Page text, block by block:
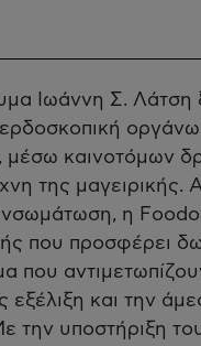
Ιωάννη Σ. Λάτση
μέσω καινοτόμων
της μαγειρικής.
η
που προσφέρει
και την
την υποστήριξη